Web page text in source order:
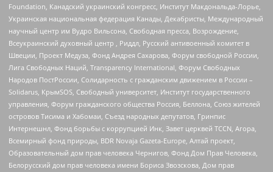
Foundation, Канадский украинский конгресс, Институт Макдональда-Лорье,
Украинская национальная федерация Канады, Декабристы, Международный
научный центр им Вудро Вильсона, Свободная пресса, Возрождение,
Всеукраинский духовный центр , Риддл, Русский антивоенный комитет в
Швеции, Проект Медуза, Фонд Андрея Сахарова, Форум свободной России,
Лига Свободных Наций, Transparеncy International, Форум Свободных
Народов ПостРоссии, Солидарность с гражданским движением в России –
Solidarus, КрымSOS, Свободный университет, Институт государственного
управления, Форум гражданского общества Россия, Беллона, Союз жителей
островов Тисима и Хабомаи, Съезд народных депутатов, Гринпис
Интернешнл, Фонд борьбы с коррупцией Инк, Завет церквей TCCN, Агора,
Всемирный фонд природы, BDR Novaja Gazeta-Europe, Алтай проект,
Образовательный дом прав человека Чернигов, Фонд Дом Прав Человека,
Белорусский дом прав человека имени Бориса Звозскова, Дом прав